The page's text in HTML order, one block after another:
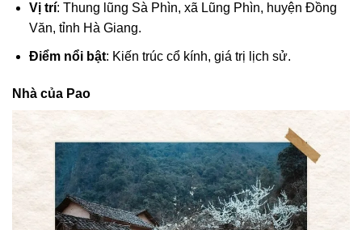
Vị trí: Thung lũng Sà Phìn, xã Lũng Phìn, huyện Đồng
Văn, tỉnh Hà Giang.
Điểm nổi bật: Kiến trúc cổ kính, giá trị lịch sử.
Nhà của Pao